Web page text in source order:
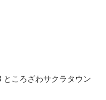
ころざわサクラタウン